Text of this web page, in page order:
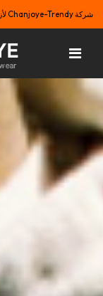
شركة Chanjoye-Trendy لأزياء الشارع الشهير